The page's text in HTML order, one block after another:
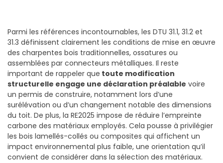
Parmi les références incontournables, les DTU 31.1, 31.2 et
31.3 définissent clairement les conditions de mise en œuvre
des charpentes bois traditionnelles, ossatures ou
assemblées par connecteurs métalliques. Il reste
important de rappeler que toute modification
structurelle engage une déclaration préalable voire
un permis de construire, notamment lors d’une
surélévation ou d’un changement notable des dimensions
du toit. De plus, la RE2025 impose de réduire l’empreinte
carbone des matériaux employés. Cela pousse à privilégier
les bois lamellés-collés ou composites qui affichent un
impact environnemental plus faible, une orientation qu’il
convient de considérer dans la sélection des matériaux.